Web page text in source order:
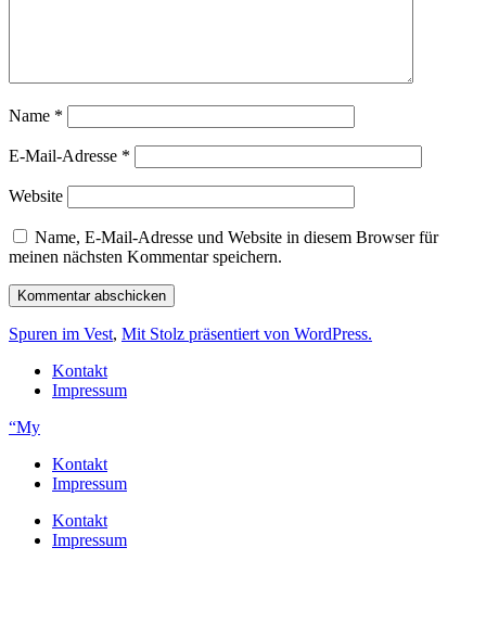
Name *
E-Mail-Adresse *
Website
Name, E-Mail-Adresse und Website in diesem Browser für
meinen nächsten Kommentar speichern.
Spuren im Vest, Mit Stolz präsentiert von WordPress.
Kontakt
Impressum
“My
Kontakt
Impressum
Kontakt
Impressum